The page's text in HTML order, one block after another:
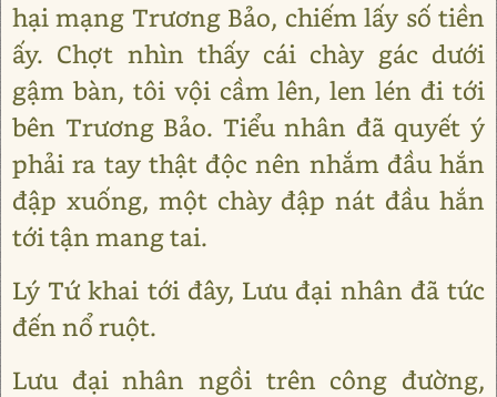
hại mạng Trương Bảo, chiếm lấy số tiền
ấy. Chợt nhìn thấy cái chày gác dưới
gậm bàn, tôi vội cầm lên, len lén đi tới
bên Trương Bảo. Tiểu nhân đã quyết ý
phải ra tay thật độc nên nhắm đầu hắn
đập xuống, một chày đập nát đầu hắn
tới tận mang tai.
Lý Tứ khai tới đây, Lưu đại nhân đã tức
đến nổ ruột.
Lưu đại nhân ngồi trên công đường,